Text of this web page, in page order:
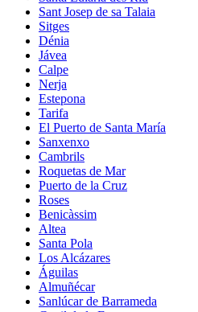
Sant Josep de sa Talaia
Sitges
Dénia
Jávea
Calpe
Nerja
Estepona
Tarifa
El Puerto de Santa María
Sanxenxo
Cambrils
Roquetas de Mar
Puerto de la Cruz
Roses
Benicàssim
Altea
Santa Pola
Los Alcázares
Águilas
Almuñécar
Sanlúcar de Barrameda